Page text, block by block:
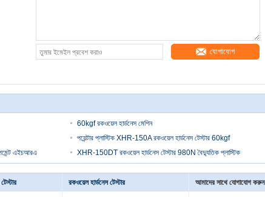
যোগাযোগ
60kgf রকওয়েল হার্ডনেস মেশিন
পয়েন্টার প্লাস্টিক XHR-150A রকওয়েল হার্ডনেস টেস্টার 60kgf
এইচআরএ
XHR-150DT রকওয়েল হার্ডনেস টেস্টার 980N বৈদ্যুতিক প্লাস্টিক
রকওয়েল হার্ডনেস টেস্টার আমাদের সাথে যোগাযোগ করুন